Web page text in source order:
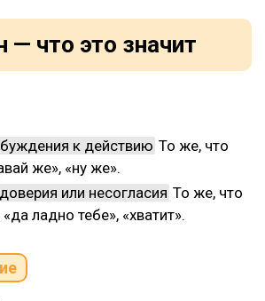
— что это значит
к действию То же, что
же», «ну же».
или несогласия То же, что
ладно тебе», «хватит».